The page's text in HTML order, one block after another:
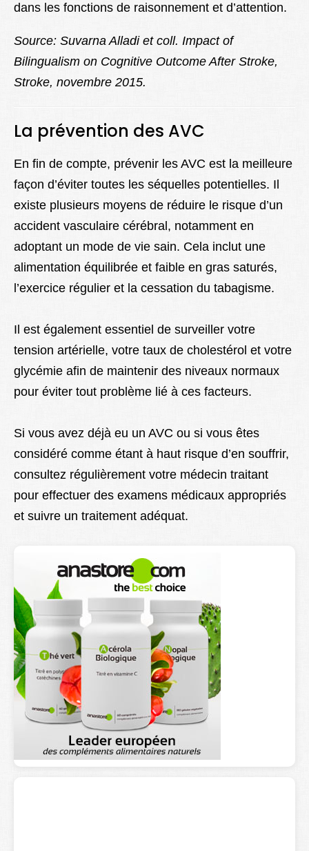
dans les fonctions de raisonnement et d’attention.
Source: Suvarna Alladi et coll. Impact of
Bilingualism on Cognitive Outcome After Stroke,
Stroke, novembre 2015.
La prévention des AVC
En fin de compte, prévenir les AVC est la meilleure
façon d’éviter toutes les séquelles potentielles. Il
existe plusieurs moyens de réduire le risque d’un
accident vasculaire cérébral, notamment en
adoptant un mode de vie sain. Cela inclut une
alimentation équilibrée et faible en gras saturés,
l’exercice régulier et la cessation du tabagisme.
Il est également essentiel de surveiller votre
tension artérielle, votre taux de cholestérol et votre
glycémie afin de maintenir des niveaux normaux
pour éviter tout problème lié à ces facteurs.
Si vous avez déjà eu un AVC ou si vous êtes
considéré comme étant à haut risque d’en souffrir,
consultez régulièrement votre médecin traitant
pour effectuer des examens médicaux appropriés
et suivre un traitement adéquat.